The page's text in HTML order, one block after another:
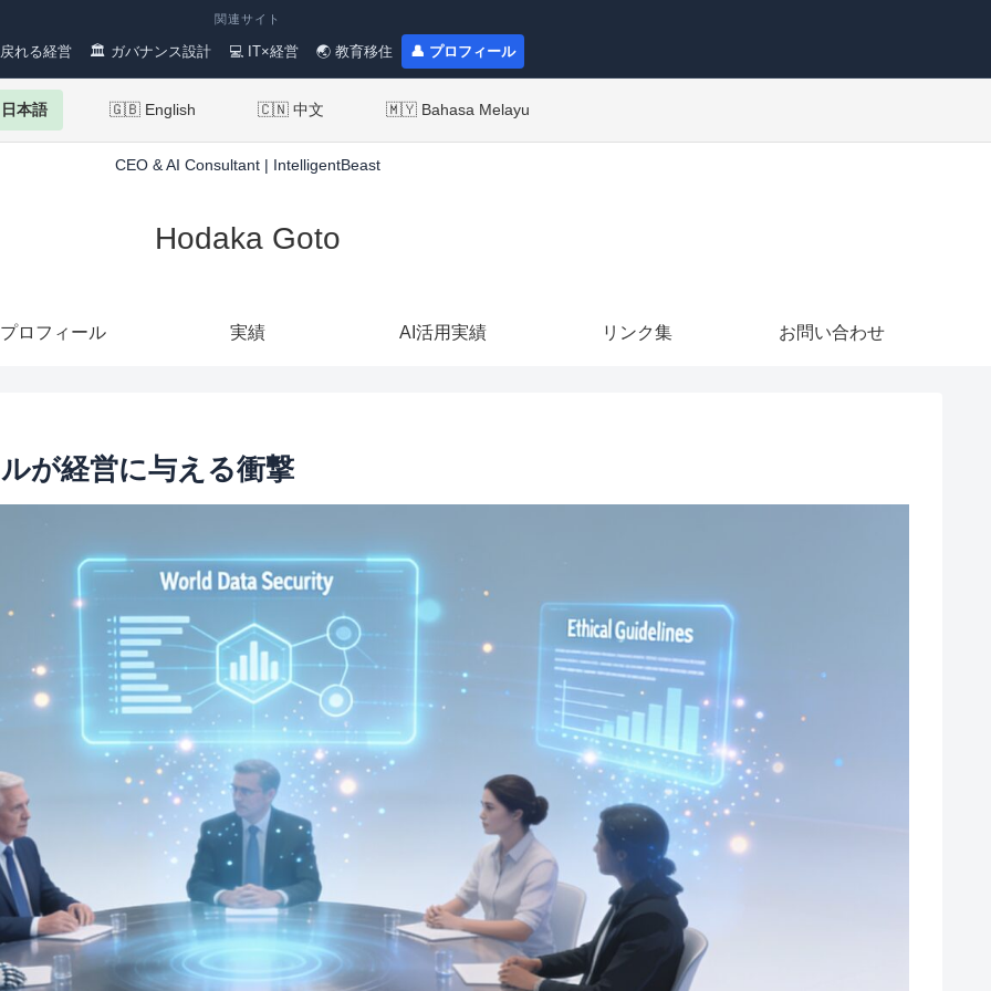
関連サイト
れる経営 🏛 ガバナンス設計 💻 IT×経営 🌏 教育移住 👤 プロフィール
本語 🇬🇧 English 🇨🇳 中文 🇲🇾 Bahasa Melayu
CEO & AI Consultant | IntelligentBeast
Hodaka Goto
プロフィール 実績 AI活用実績 リンク集 お問い合わせ
が経営に与える衝撃